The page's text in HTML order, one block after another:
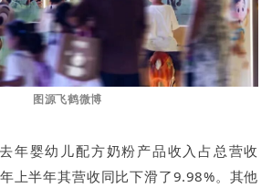
图源飞鹤微博
年婴幼儿配方奶粉产品收入占总营收
上半年其营收同比下滑了9.98%。其他